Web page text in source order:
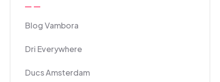
Blog Vambora
Dri Everywhere
Ducs Amsterdam